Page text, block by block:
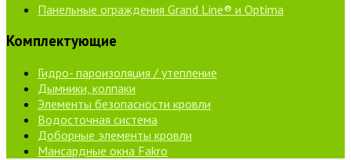
Панельные ограждения Grand Line® и Optima
Комплектующие
Гидро- пароизоляция / утепление
Дымники, колпаки
Элементы безопасности кровли
Водосточная система
Доборные элементы кровли
Мансардные окна Fakro